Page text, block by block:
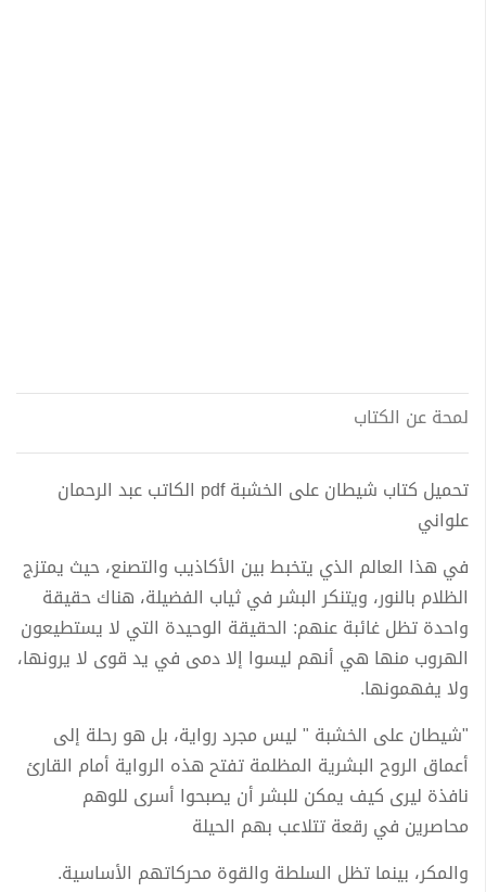
لمحة عن الكتاب
تحميل كتاب شيطان على الخشبة pdf الكاتب عبد الرحمان
علواني
في هذا العالم الذي يتخبط بين الأكاذيب والتصنع، حيث يمتزج
الظلام بالنور، ويتنكر البشر في ثياب الفضيلة، هناك حقيقة
واحدة تظل غائبة عنهم: الحقيقة الوحيدة التي لا يستطيعون
الهروب منها هي أنهم ليسوا إلا دمى في يد قوى لا يرونها،
ولا يفهمونها.
"شيطان على الخشبة " ليس مجرد رواية، بل هو رحلة إلى
أعماق الروح البشرية المظلمة تفتح هذه الرواية أمام القارئ
نافذة ليرى كيف يمكن للبشر أن يصبحوا أسرى للوهم
محاصرين في رقعة تتلاعب بهم الحيلة
والمكر، بينما تظل السلطة والقوة محركاتهم الأساسية.